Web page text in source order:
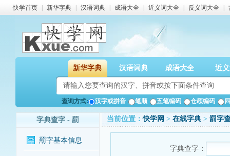
快学首页 新华字典 汉语词典 成语大全 近义词大全 反义词大全
新华字典 汉语词典 成语大全 近
查询方式: 汉字或拼音 笔顺 五笔编码 仓颉编码
字典查字 - 罰
罰字基本信息
当前位置：快学网 > 在线字典 > 罰字
字典查字：